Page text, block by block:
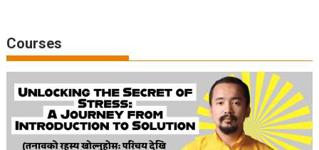
Courses